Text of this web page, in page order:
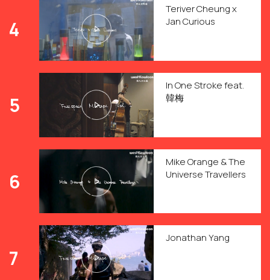
4
Teriver Cheung x
Jan Curious
5
In One Stroke feat.
韓梅
6
Mike Orange & The
Universe Travellers
7
Jonathan Yang